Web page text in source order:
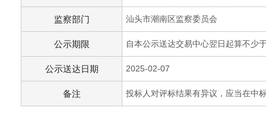
监察部门 汕头市潮南区监察委员会
公示期限 自本公示送达交易中心翌日起算不少
公示送达日期 2025-02-07
备注 投标人对评标结果有异议，应当在中